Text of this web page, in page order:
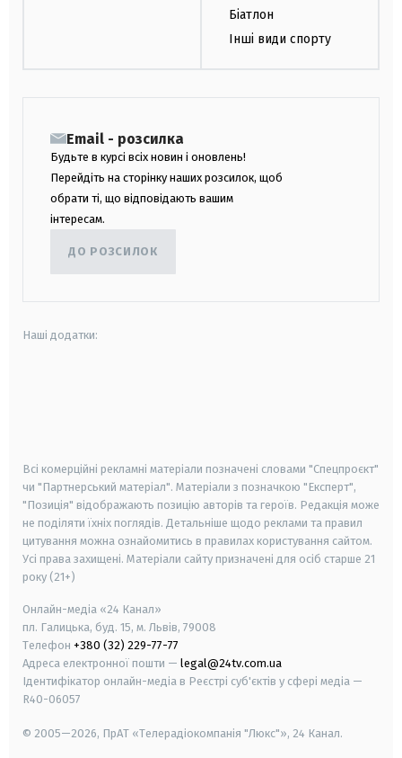
Біатлон
Інші види спорту
Email - розсилка
Будьте в курсі всіх новин і оновлень!
Перейдіть на сторінку наших розсилок, щоб
обрати ті, що відповідають вашим
інтересам.
ДО РОЗСИЛОК
Наші додатки:
Всі комерційні рекламні матеріали позначені словами "Спецпроєкт"
чи "Партнерський матеріал". Матеріали з позначкою "Експерт",
"Позиція" відображають позицію авторів та героїв. Редакція може
не поділяти їхніх поглядів. Детальніше щодо реклами та правил
цитування можна ознайомитись в правилах користування сайтом.
Усі права захищені. Матеріали сайту призначені для осіб старше 21
року (21+)
Онлайн-медіа «24 Канал»
пл. Галицька, буд. 15, м. Львів, 79008
Телефон +380 (32) 229-77-77
Адреса електронної пошти — legal@24tv.com.ua
Ідентифікатор онлайн-медіа в Реєстрі суб'єктів у сфері медіа —
R40-06057
© 2005—2026, ПрАТ «Телерадіокомпанія "Люкс"», 24 Канал.